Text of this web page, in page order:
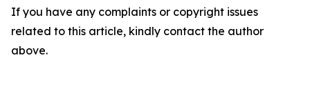
If you have any complaints or copyright issues
related to this article, kindly contact the author
above.